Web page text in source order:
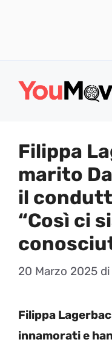
Filippa
marito
il
“Così ci
20 Marzo 2025 di
Filippa
innamorati e